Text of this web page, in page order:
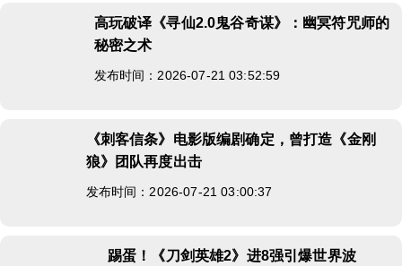
高玩破译《寻仙2.0鬼谷奇谋》：幽冥符咒师的
秘密之术
发布时间：2026-07-21 03:52:59
《刺客信条》电影版编剧确定，曾打造《金刚
狼》团队再度出击
发布时间：2026-07-21 03:00:37
踢蛋！《刀剑英雄2》进8强引爆世界波